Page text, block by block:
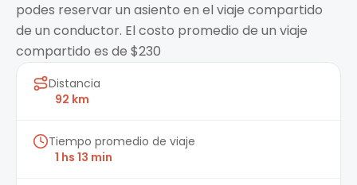
podes reservar un asiento en el viaje compartido
de un conductor. El costo promedio de un viaje
compartido es de $230
Distancia
92 km
Tiempo promedio de viaje
1 hs 13 min